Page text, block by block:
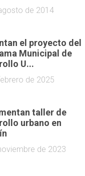
de 2014
el proyecto del
Municipal de
U...
de 2025
taller de
urbano en
de 2023